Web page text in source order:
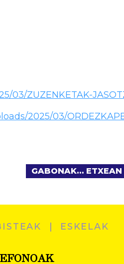
ZUZENKETAK-
2025/03/
GABONAK…
ESKELAK